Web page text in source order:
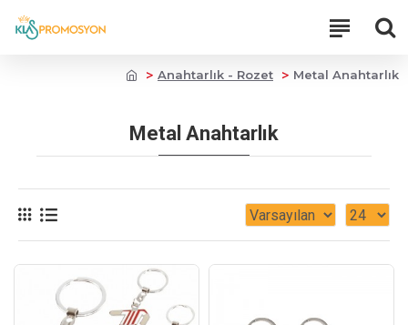
Anahtarlık - Rozet Metal Anahtarlık
Metal Anahtarlık